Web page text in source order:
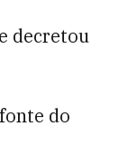
decretou
do